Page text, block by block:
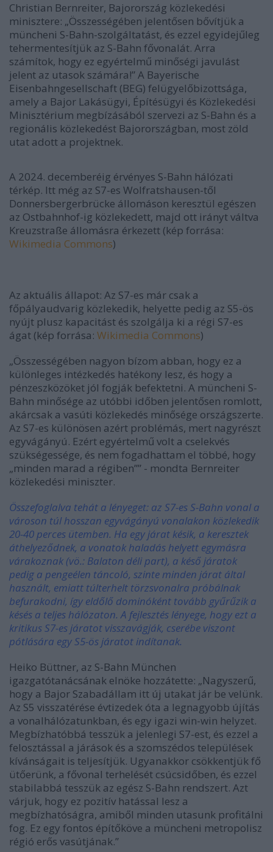
Christian Bernreiter, Bajorország közlekedési
minisztere: „Összességében jelentősen bővítjük a
müncheni S-Bahn-szolgáltatást, és ezzel egyidejűleg
tehermentesítjük az S-Bahn fővonalát. Arra
számítok, hogy ez egyértelmű minőségi javulást
jelent az utasok számára!” A Bayerische
Eisenbahngesellschaft (BEG) felügyelőbizottsága,
amely a Bajor Lakásügyi, Építésügyi és Közlekedési
Minisztérium megbízásából szervezi az S-Bahn és a
regionális közlekedést Bajorországban, most zöld
utat adott a projektnek.
A 2024. decemberéig érvényes S-Bahn hálózati
térkép. Itt még az S7-es Wolfratshausen-től
Donnersbergerbrücke állomáson keresztül egészen
az Ostbahnhof-ig közlekedett, majd ott irányt váltva
Kreuzstraße állomásra érkezett (kép forrása:
Wikimedia Commons)
Az aktuális állapot: Az S7-es már csak a
főpályaudvarig közlekedik, helyette pedig az S5-ös
nyújt plusz kapacitást és szolgálja ki a régi S7-es
ágat (kép forrása: Wikimedia Commons)
„Összességében nagyon bízom abban, hogy ez a
különleges intézkedés hatékony lesz, és hogy a
pénzeszközöket jól fogják befektetni. A müncheni S-
Bahn minősége az utóbbi időben jelentősen romlott,
akárcsak a vasúti közlekedés minősége országszerte.
Az S7-es különösen azért problémás, mert nagyrészt
egyvágányú. Ezért egyértelmű volt a cselekvés
szükségessége, és nem fogadhattam el többé, hogy
„minden marad a régiben”” - mondta Bernreiter
közlekedési miniszter.
Összefoglalva tehát a lényeget: az S7-es S-Bahn vonal a
városon túl hosszan egyvágányú vonalakon közlekedik
20-40 perces ütemben. Ha egy járat késik, a keresztek
áthelyeződnek, a vonatok haladás helyett egymásra
várakoznak (vö.: Balaton déli part), a késő járatok
pedig a pengeélen táncoló, szinte minden járat által
használt, emiatt túlterhelt törzsvonalra próbálnak
befurakodni, így eldőlő dominóként tovább gyűrűzik a
késés a teljes hálózaton. A fejlesztés lényege, hogy ezt a
kritikus S7-es járatot visszavágják, cserébe viszont
pótlására egy S5-ös járatot indítanak.
Heiko Büttner, az S-Bahn München
igazgatótanácsának elnöke hozzátette: „Nagyszerű,
hogy a Bajor Szabadállam itt új utakat jár be velünk.
Az S5 visszatérése évtizedek óta a legnagyobb újítás
a vonalhálózatunkban, és egy igazi win-win helyzet.
Megbízhatóbbá tesszük a jelenlegi S7-est, és ezzel a
felosztással a járások és a szomszédos települések
kívánságait is teljesítjük. Ugyanakkor csökkentjük fő
ütőerünk, a fővonal terhelését csúcsidőben, és ezzel
stabilabbá tesszük az egész S-Bahn rendszert. Azt
várjuk, hogy ez pozitív hatással lesz a
megbízhatóságra, amiből minden utasunk profitálni
fog. Ez egy fontos építőköve a müncheni metropolisz
régió erős vasútjának.”